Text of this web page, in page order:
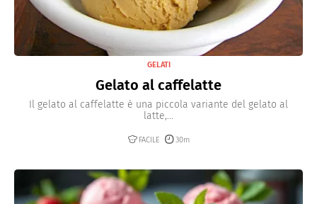
GELATI
Gelato al caffelatte
Il gelato al caffelatte è una piccola variante del gelato al
latte,...
FACILE 30m